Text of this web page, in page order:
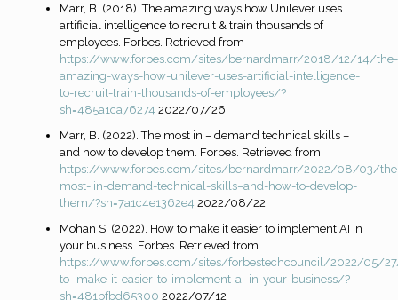
Marr, B. (2018). The amazing ways how Unilever uses
artificial intelligence to recruit & train thousands of
employees. Forbes. Retrieved from
https://www.forbes.com/sites/bernardmarr/2018/12/14/the-
amazing-ways-how-unilever-uses-artificial-intelligence-
to-recruit-train-thousands-of-employees/?
sh=485a1ca76274 2022/07/26
Marr, B. (2022). The most in – demand technical skills –
and how to develop them. Forbes. Retrieved from
https://www.forbes.com/sites/bernardmarr/2022/08/03/
most- in-demand-technical-skills–and-how-to-develop-
them/?sh=7a1c4e1362e4 2022/08/22
Mohan S. (2022). How to make it easier to implement AI in
your business. Forbes. Retrieved from
https://www.forbes.com/sites/forbestechcouncil/2022/05/
to- make-it-easier-to-implement-ai-in-your-business/?
sh=481bfbd65300 2022/07/12